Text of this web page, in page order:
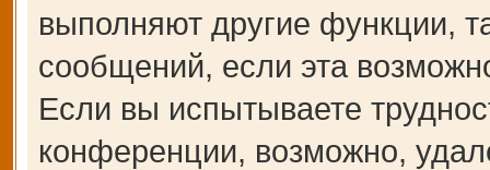
выполняют другие функции,
сообщений, если эта
Если вы испытываете
конференции, возможно,